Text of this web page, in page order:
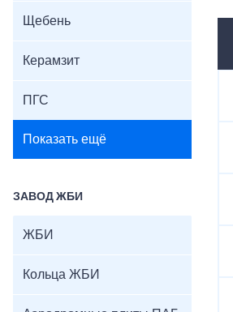
Щебень
Керамзит
ПГС
Показать ещё
ЗАВОД ЖБИ
ЖБИ
Кольца ЖБИ